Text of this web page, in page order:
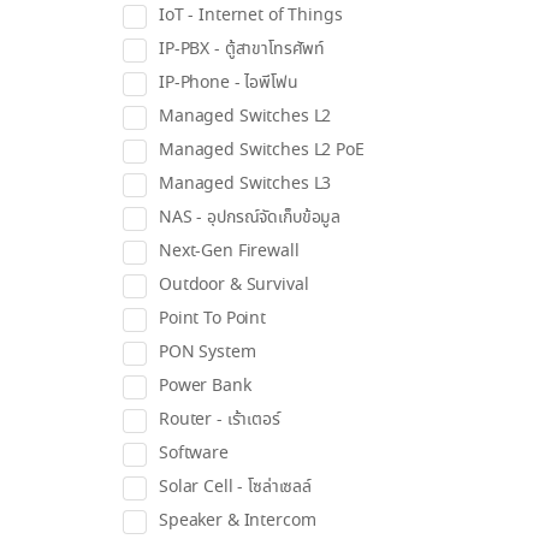
IoT - Internet of Things
IP-PBX - ตู้สาขาโทรศัพท์
IP-Phone - ไอพีโฟน
Managed Switches L2
Managed Switches L2 PoE
Managed Switches L3
NAS - อุปกรณ์จัดเก็บข้อมูล
Next-Gen Firewall
Outdoor & Survival
Point To Point
PON System
Power Bank
Router - เร้าเตอร์
Software
Solar Cell - โซล่าเซลล์
Speaker & Intercom